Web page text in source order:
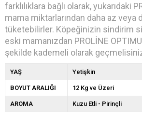
farklılıklara bağlı olarak, yukarıdaki
mama miktarlarından daha az veya
tüketebilirler. Köpeğinizin sindirim
eski mamanızdan PROLİNE
şekilde kademeli olarak
YAŞ Yetişkin
BOYUT ARALIĞI 12 Kg ve Üzeri
AROMA Kuzu Etli - Pirinçli